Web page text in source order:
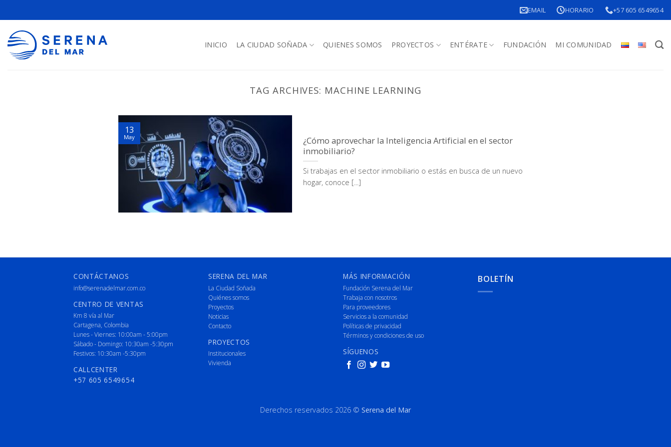
EMAIL HORARIO +57 605 6549654
INICIO LA CIUDAD SOÑADA QUIENES SOMOS PROYECTOS ENTÉRATE FUNDACIÓN MI COMUNIDAD
TAG ARCHIVES: MACHINE LEARNING
¿Cómo aprovechar la Inteligencia Artificial en el sector
inmobiliario?
Si trabajas en el sector inmobiliario o estás en busca de un nuevo
hogar, conoce [...]
13
May
CONTÁCTANOS
info@serenadelmar.com.co
CENTRO DE VENTAS
Km 8 vía al Mar
Cartagena, Colombia
Lunes - Viernes: 10:00am - 5:00pm
Sábado - Domingo: 10:30am -5:30pm
Festivos: 10:30am -5:30pm
CALLCENTER
+57 605 6549654
SERENA DEL MAR
La Ciudad Soñada
Quiénes somos
Proyectos
Noticias
Contacto
PROYECTOS
Institucionales
Vivienda
MÁS INFORMACIÓN
Fundación Serena del Mar
Trabaja con nosotros
Para proveedores
Servicios a la comunidad
Políticas de privacidad
Términos y condiciones de uso
SÍGUENOS
BOLETÍN
Derechos reservados 2026 © Serena del Mar